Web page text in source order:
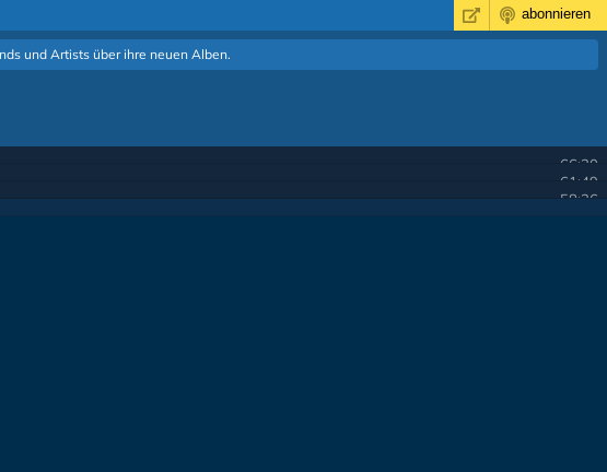
abonnieren
und Artists über ihre neuen Alben.
66:30
61:49
58:36